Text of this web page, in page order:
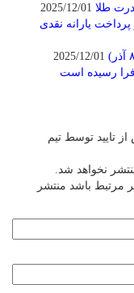
طلا
پرداخت یارانه نقدی
فرا رسیده است
تایید توسط تیم
نخواهد شد.
مرتبط باشد منتشر